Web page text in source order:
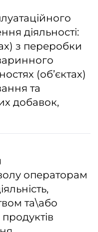
діяльності:
з переробки
(об’єктах)
та
добавок,
операторам
та\або